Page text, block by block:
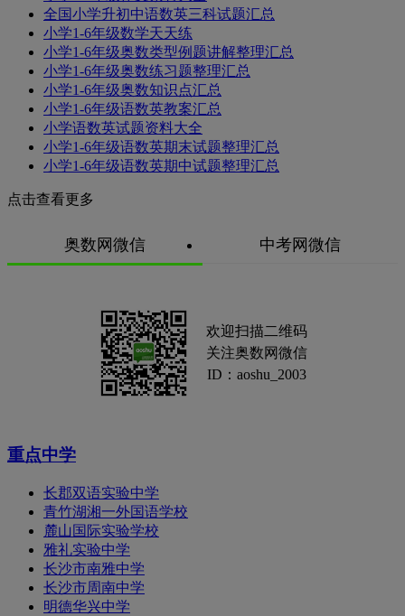
全国小学升初中语数英三科试题汇总
小学1-6年级数学天天练
小学1-6年级奥数类型例题讲解整理汇总
小学1-6年级奥数练习题整理汇总
小学1-6年级奥数知识点汇总
小学1-6年级语数英教案汇总
小学语数英试题资料大全
小学1-6年级语数英期末试题整理汇总
小学1-6年级语数英期中试题整理汇总
点击查看更多
奥数网微信 中考网微信
欢迎扫描二维码
关注奥数网微信
ID：aoshu_2003
重点中学
长郡双语实验中学
青竹湖湘一外国语学校
麓山国际实验学校
雅礼实验中学
长沙市南雅中学
长沙市周南中学
明德华兴中学